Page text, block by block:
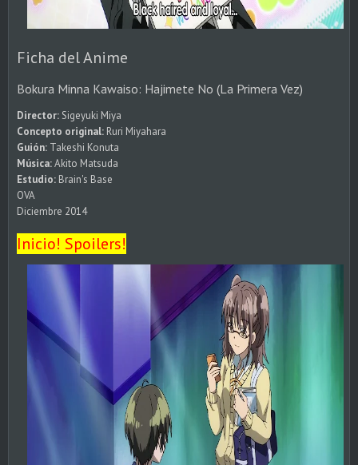
Ficha del Anime
Bokura Minna Kawaiso: Hajimete No (La Primera Vez)
Director: Sigeyuki Miya
Concepto original: Ruri Miyahara
Guión: Takeshi Konuta
Música:Akito Matsuda
Estudio: Brain's Base
OVA
Diciembre 2014
Inicio! Spoilers!